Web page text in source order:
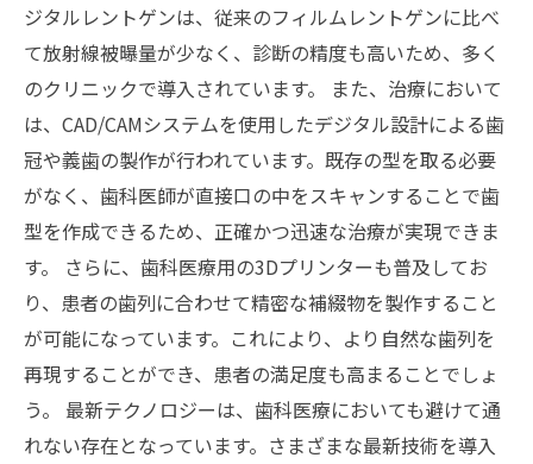
ジタルレントゲンは、従来のフィルムレントゲンに比べ
て放射線被曝量が少なく、診断の精度も高いため、多く
のクリニックで導入されています。 また、治療において
は、CAD/CAMシステムを使用したデジタル設計による歯
冠や義歯の製作が行われています。既存の型を取る必要
がなく、歯科医師が直接口の中をスキャンすることで歯
型を作成できるため、正確かつ迅速な治療が実現できま
す。 さらに、歯科医療用の3Dプリンターも普及してお
り、患者の歯列に合わせて精密な補綴物を製作すること
が可能になっています。これにより、より自然な歯列を
再現することができ、患者の満足度も高まることでしょ
う。 最新テクノロジーは、歯科医療においても避けて通
れない存在となっています。さまざまな最新技術を導入